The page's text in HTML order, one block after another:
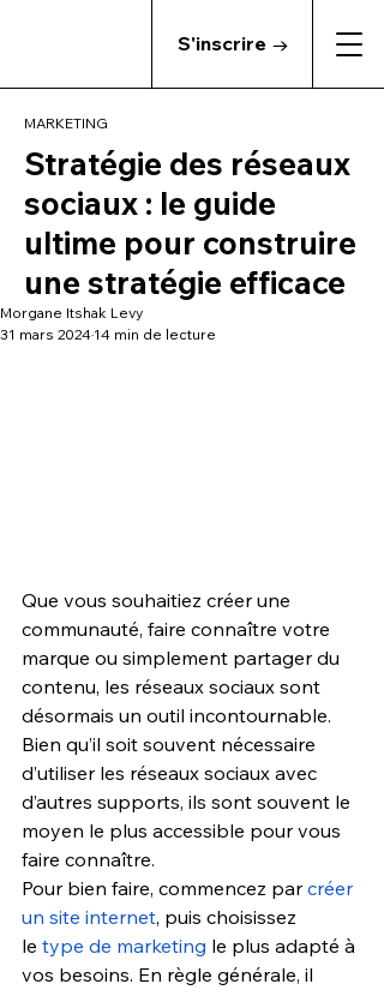
S'inscrire →
MARKETING
Stratégie des réseaux
sociaux : le guide
ultime pour construire
une stratégie efficace
Morgane Itshak Levy
31 mars 2024 14 min de lecture
Que vous souhaitiez créer une
communauté, faire connaître votre
marque ou simplement partager du
contenu, les réseaux sociaux sont
désormais un outil incontournable.
Bien qu’il soit souvent nécessaire
d’utiliser les réseaux sociaux avec
d’autres supports, ils sont souvent le
moyen le plus accessible pour vous
faire connaître.
Pour bien faire, commencez par créer
un site internet, puis choisissez
le type de marketing le plus adapté à
vos besoins. En règle générale, il